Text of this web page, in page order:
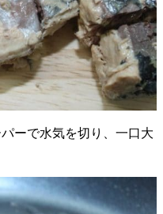
ーで水気を切り、一口大